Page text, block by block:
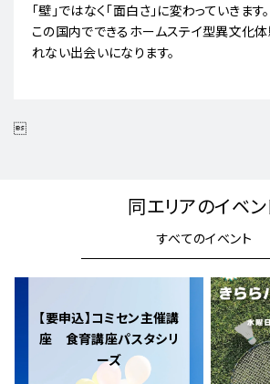
「壁」ではなく「面白さ」に変わっていきます。
この国内でできるホームステイ型異文化体
れない出会いになります。

同エリアのイベン
すべてのイベント
【要申込】コミセン主催講
座 食育講座パスタシリ
ーズ